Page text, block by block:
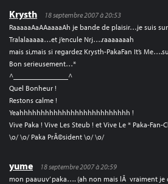
Krysth
18 septembre 2007 à 20:53
RaaaaaAaAAaaaaAh je bande de plaisir…je suis
Tralalaaaaa…et j’encule Nrj….raaaaaaah
mais si,mais si regardez Krysth-PakaFan It’s
Bon serieusement…*
^_______________^
Quel Bonheur !
Restons calme !
Yeahhhhhhhhhhhhhhhhhhhhhhhhhh !
Vive Paka ! Vive Les Steub ! et Vive Le * Paka-Fan-
\o/ \o/ Paka PrÃ©sident \o/ \o/
yume
18 septembre 2007 à 20:59
mon paauuv’ paka…. (ah non mais lÃ vraiment je